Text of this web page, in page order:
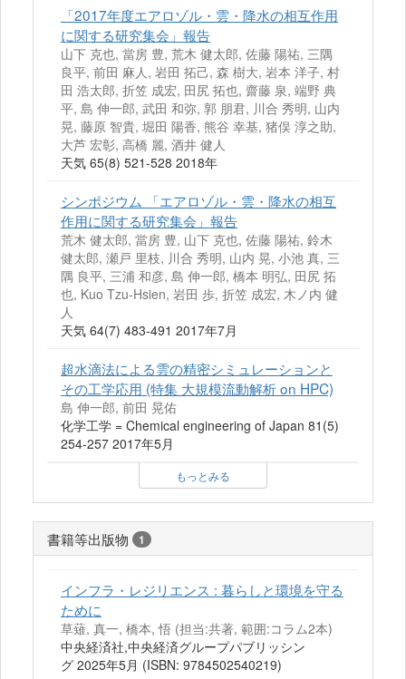
「2017年度エアロゾル・雲・降水の相互作用
に関する研究集会」報告
山下 克也, 當房 豊, 荒木 健太郎, 佐藤 陽祐, 三隅
良平, 前田 麻人, 岩田 拓己, 森 樹大, 岩本 洋子, 村
田 浩太郎, 折笠 成宏, 田尻 拓也, 齋藤 泉, 端野 典
平, 島 伸一郎, 武田 和弥, 郭 朋君, 川合 秀明, 山内
晃, 藤原 智貴, 堀田 陽香, 熊谷 幸基, 猪俣 淳之助,
大芦 宏彰, 高橋 麗, 酒井 健人
天気 65(8) 521-528 2018年
シンポジウム 「エアロゾル・雲・降水の相互
作用に関する研究集会」報告
荒木 健太郎, 當房 豊, 山下 克也, 佐藤 陽祐, 鈴木
健太郎, 瀬戸 里枝, 川合 秀明, 山内 晃, 小池 真, 三
隅 良平, 三浦 和彦, 島 伸一郎, 橋本 明弘, 田尻 拓
也, Kuo Tzu-Hsien, 岩田 歩, 折笠 成宏, 木ノ内 健
人
天気 64(7) 483-491 2017年7月
超水滴法による雲の精密シミュレーションと
その工学応用 (特集 大規模流動解析 on HPC)
島 伸一郎, 前田 晃佑
化学工学 = Chemical engineering of Japan 81(5)
254-257 2017年5月
もっとみる
書籍等出版物 1
インフラ・レジリエンス : 暮らしと環境を守る
ために
草薙, 真一, 橋本, 悟 (担当:共著, 範囲:コラム2本)
中央経済社,中央経済グループパブリッシン
グ 2025年5月 (ISBN: 9784502540219)